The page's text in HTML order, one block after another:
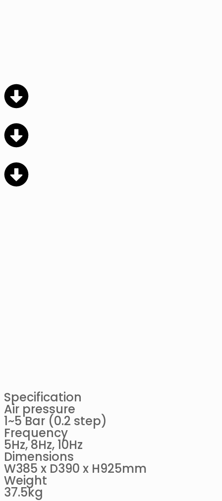
Specification
Air pressure
1~5 Bar (0.2 step)
Frequency
5Hz, 8Hz, 10Hz
Dimensions
W385 x D390 x H925mm
Weight
37.5kg